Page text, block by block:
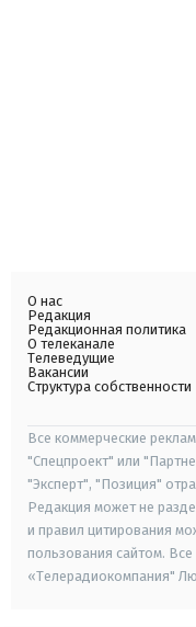
О нас
Редакция
Редакционная политика
О телеканале
Телеведущие
Вакансии
Структура собственности
Все коммерческие
"Спецпроект" или
"Эксперт", "Позиция"
Редакция может не
и правил цитирования
пользования сайтом.
«Телерадиокомпания"